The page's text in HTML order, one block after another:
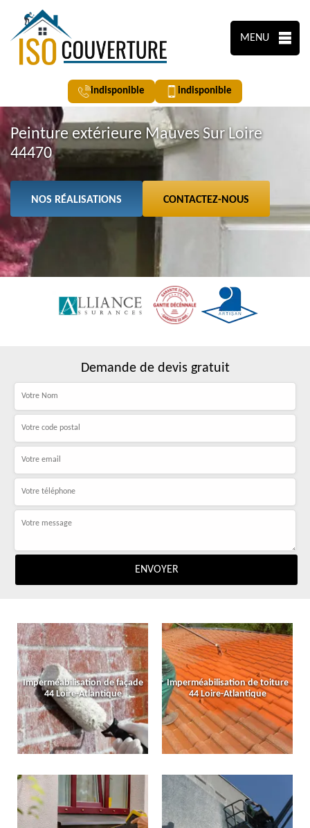
MENU
indisponible indisponible
Peinture extérieure Mauves Sur Loire
44470
NOS RÉALISATIONS CONTACTEZ-NOUS
Demande de devis gratuit
Imperméabilisation de façade
44 Loire-Atlantique
Imperméabilisation de toiture
44 Loire-Atlantique